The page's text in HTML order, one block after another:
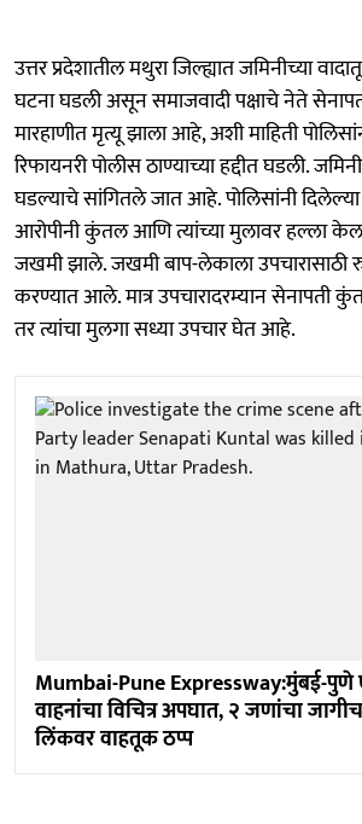
उत्तर प्रदेशातील मथुरा जिल्ह्यात जमिनीच्या
घटना घडली असून समाजवादी पक्षाचे नेते
मारहाणीत मृत्यू झाला आहे, अशी माहिती
रिफायनरी पोलीस ठाण्याच्या हद्दीत घडली.
घडल्याचे सांगितले जात आहे. पोलिसांनी दिलेल्या
आरोपीनी कुंतल आणि त्यांच्या मुलावर हल्ला
जखमी झाले. जखमी बाप-लेकाला उपचारासाठी
करण्यात आले. मात्र उपचारादरम्यान सेनापती
तर त्यांचा मुलगा सध्या उपचार घेत आहे.
Mumbai-Pune Expressway:मुंबई-पुणे
वाहनांचा विचित्र अपघात, २ जणांचा
लिंकवर वाहतूक ठप्प